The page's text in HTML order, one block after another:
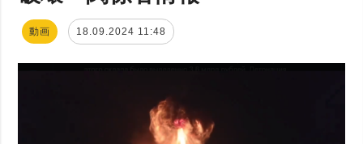
政治
経済・復興
動画 18.09.2024 11:48